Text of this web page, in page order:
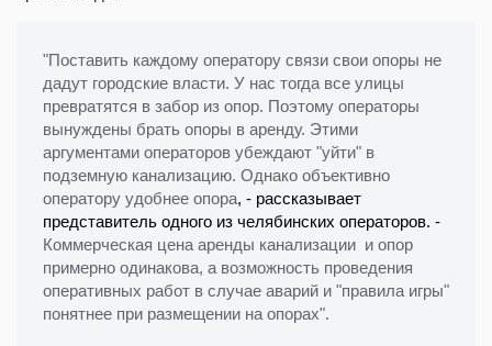
"Поставить каждому оператору связи свои опоры не
дадут городские власти. У нас тогда все улицы
превратятся в забор из опор. Поэтому операторы
вынуждены брать опоры в аренду. Этими
аргументами операторов убеждают "уйти" в
подземную канализацию. Однако объективно
оператору удобнее опора, - рассказывает
представитель одного из челябинских операторов. -
Коммерческая цена аренды канализации и опор
примерно одинакова, а возможность проведения
оперативных работ в случае аварий и "правила игры"
понятнее при размещении на опорах".